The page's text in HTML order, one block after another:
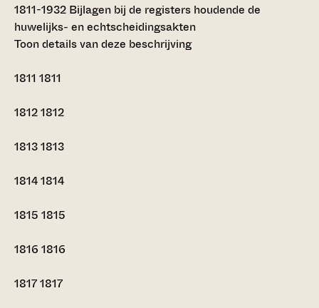
1811-1932 Bijlagen bij de registers houdende de
huwelijks- en echtscheidingsakten
Toon details van deze beschrijving
1811 1811
18121812
18131813
18141814
1815 1815
1816 1816
18171817